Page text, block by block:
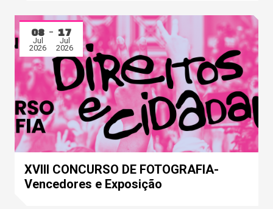
08
Jul
2026
17
Jul
2026
XVIII CONCURSO DE FOTOGRAFIA-
Vencedores e Exposição